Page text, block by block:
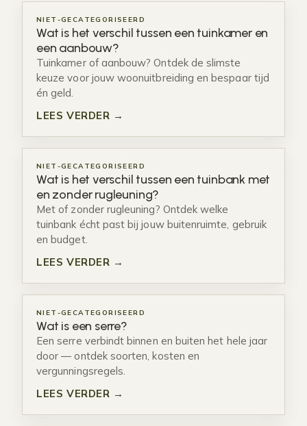
NIET-GECATEGORISEERD
Wat is het verschil tussen een tuinkamer en
een aanbouw?
Tuinkamer of aanbouw? Ontdek de slimste
keuze voor jouw woonuitbreiding en bespaar tijd
én geld.
LEES VERDER →
NIET-GECATEGORISEERD
Wat is het verschil tussen een tuinbank met
en zonder rugleuning?
Met of zonder rugleuning? Ontdek welke
tuinbank écht past bij jouw buitenruimte, gebruik
en budget.
LEES VERDER →
NIET-GECATEGORISEERD
Wat is een serre?
Een serre verbindt binnen en buiten het hele jaar
door — ontdek soorten, kosten en
vergunningsregels.
LEES VERDER →